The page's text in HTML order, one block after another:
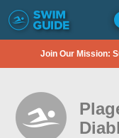
Join Our Mission: